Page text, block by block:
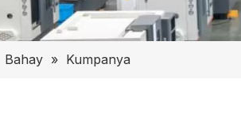
Bahay » Kumpanya